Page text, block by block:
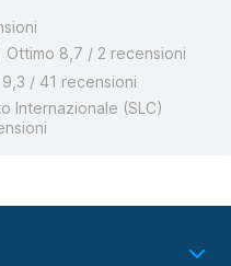
8,7 / 2 recensioni
/ 41 recensioni
Internazionale (SLC)